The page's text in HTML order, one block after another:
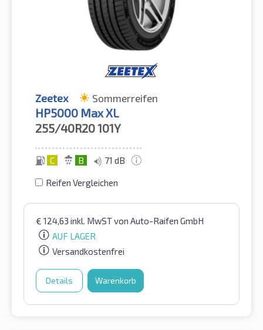
Zeetex Sommerreifen
HP5000 Max XL
255/40R20101Y
C B 71 dB
Reifen Vergleichen
€ 124,63 inkl. MwSTvon Auto-Raifen GmbH
AUF LAGER
Versandkostenfrei
Details Warenkorb